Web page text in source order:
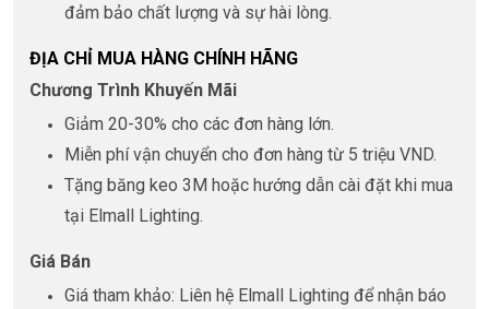
đảm bảo chất lượng và sự hài lòng.
ĐỊA CHỈ MUA HÀNG CHÍNH HÃNG
Chương Trình Khuyến Mãi
Giảm 20-30% cho các đơn hàng lớn.
Miễn phí vận chuyển cho đơn hàng từ 5 triệu VND.
Tặng băng keo 3M hoặc hướng dẫn cài đặt khi mua
tại Elmall Lighting.
Giá Bán
Giá tham khảo: Liên hệ Elmall Lighting để nhận báo